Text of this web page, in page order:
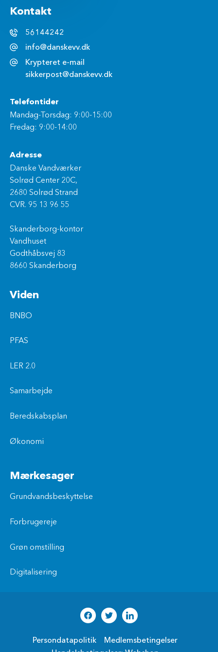
Kontakt
56144242
info@danskevv.dk
Krypteret e-mail
sikkerpost@danskevv.dk
Telefontider
Mandag-Torsdag: 9:00-15:00
Fredag: 9:00-14:00
Adresse
Danske Vandværker
Solrød Center 20C,
2680 Solrød Strand
CVR. 95 13 96 55
Skanderborg-kontor
Vandhuset
Godthåbsvej 83
8660 Skanderborg
Viden
BNBO
PFAS
LER 2.0
Samarbejde
Beredskabsplan
Økonomi
Mærkesager
Grundvandsbeskyttelse
Forbrugereje
Grøn omstilling
Digitalisering
Persondatapolitik
Medlemsbetingelser